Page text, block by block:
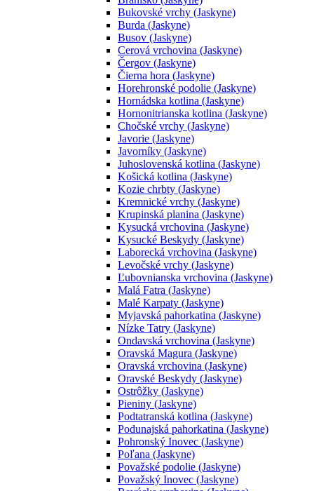
Bukovské vrchy (Jaskyne)
Burda (Jaskyne)
Busov (Jaskyne)
Cerová vrchovina (Jaskyne)
Čergov (Jaskyne)
Čierna hora (Jaskyne)
Horehronské podolie (Jaskyne)
Hornádska kotlina (Jaskyne)
Hornonitrianska kotlina (Jaskyne)
Chočské vrchy (Jaskyne)
Javorie (Jaskyne)
Javorníky (Jaskyne)
Juhoslovenská kotlina (Jaskyne)
Košická kotlina (Jaskyne)
Kozie chrbty (Jaskyne)
Kremnické vrchy (Jaskyne)
Krupinská planina (Jaskyne)
Kysucká vrchovina (Jaskyne)
Kysucké Beskydy (Jaskyne)
Laborecká vrchovina (Jaskyne)
Levočské vrchy (Jaskyne)
Ľubovnianska vrchovina (Jaskyne)
Malá Fatra (Jaskyne)
Malé Karpaty (Jaskyne)
Myjavská pahorkatina (Jaskyne)
Nízke Tatry (Jaskyne)
Ondavská vrchovina (Jaskyne)
Oravská Magura (Jaskyne)
Oravská vrchovina (Jaskyne)
Oravské Beskydy (Jaskyne)
Ostrôžky (Jaskyne)
Pieniny (Jaskyne)
Podtatranská kotlina (Jaskyne)
Podunajská pahorkatina (Jaskyne)
Pohronský Inovec (Jaskyne)
Poľana (Jaskyne)
Považské podolie (Jaskyne)
Považský Inovec (Jaskyne)